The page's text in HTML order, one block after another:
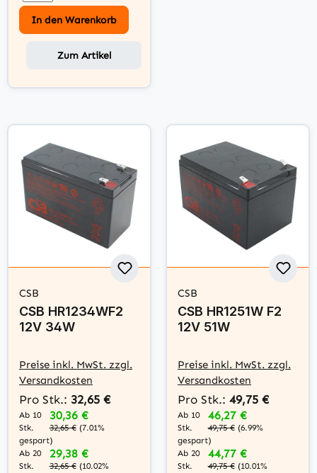
In den Warenkorb
Zum Artikel
CSB
CSB HR1234WF2
12V 34W
Preise inkl. MwSt. zzgl.
Versandkosten
Pro Stk.: 32,65 €
Ab 10
Stk.
30,36 €
32,65 € (7.01%
gespart)
Ab 20
Stk.
29,38 €
32,65 € (10.02%
CSB
CSB HR1251W F2
12V 51W
Preise inkl. MwSt. zzgl.
Versandkosten
Pro Stk.: 49,75 €
Ab 10
Stk.
46,27 €
49,75 € (6.99%
gespart)
Ab 20
Stk.
44,77 €
49,75 € (10.01%